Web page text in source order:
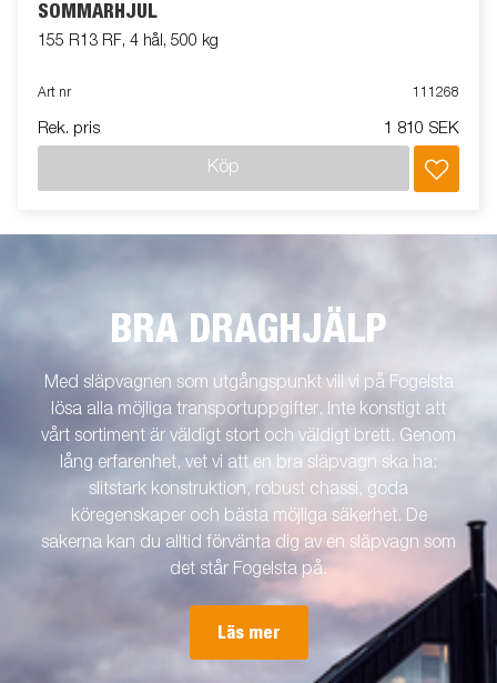
SOMMARHJUL
155 R13 RF, 4 hål, 500 kg
Art nr 111268
Rek. pris 1 810 SEK
Köp
BRA DRAGHJÄLP
Med släpvagnen som utgångspunkt vill vi på Fogelsta
lösa alla möjliga transportuppgifter. Inte konstigt att
vårt sortiment är väldigt stort och väldigt brett. Genom
lång erfarenhet, vet vi att en bra släpvagn ska ha:
slitstark konstruktion, robust chassi, goda
köregenskaper och bästa möjliga säkerhet. De
sakerna kan du alltid förvänta dig av en släpvagn som
det står Fogelsta på.
Läs mer